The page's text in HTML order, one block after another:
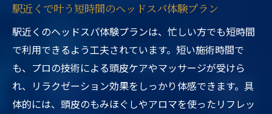
駅近くで叶う短時間のヘッドスパ体験プラン
駅近くのヘッドスパ体験プランは、忙しい方でも短時間
で利用できるよう工夫されています。短い施術時間で
も、プロの技術による頭皮ケアやマッサージが受けら
れ、リラクゼーション効果をしっかり体感できます。具
体的には、頭皮のもみほぐしやアロマを使ったリフレッ